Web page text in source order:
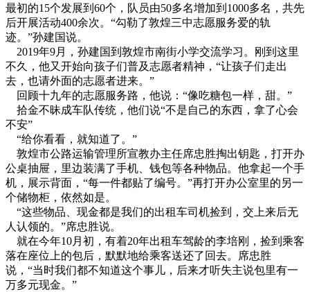
最初的15个发展到60个，队员由50多名增加到1000多名，共先
后开展活动400余次。“勾勒了敦煌三中志愿服务爱的轨
迹。”孙建国说。
2019年9月，孙建国到敦煌市南街小学交流学习。刚到这里
不久，他又开始向孩子们普及志愿者精神，“让孩子们走出
去，也请外面的志愿者进来。”
回顾十九年的志愿服务路，他说：“像吃糖包一样，甜。”
拾金不昧成车队传统，他们说“不是自己的东西，拿了心会
不安”
“给你看看，就知道了。”
敦煌市公路运输管理所宣教办主任席忠胜掏出钥匙，打开办
公桌抽屉，里边装满了手机、钱包等各种物品。他拿起一个手
机，展示背面，“每一件都贴了编号。”再打开办公室里的另一
个储物柜，依然如是。
“这些物品、现金都是我们的出租车司机捡到，交上来后无
人认领的。”席忠胜说。
就在今年10月初，有着20年出租车驾龄的李培刚，捡到乘客
落在座位上的包后，默默地给乘客送还了回去。席忠胜
说，“当时我们都不知道这个事儿，后来才听失主说包里有一
万多元现金。”